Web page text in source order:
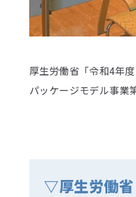
厚生労働省「令和4年
パッケージモデル事業
▽厚生労働省